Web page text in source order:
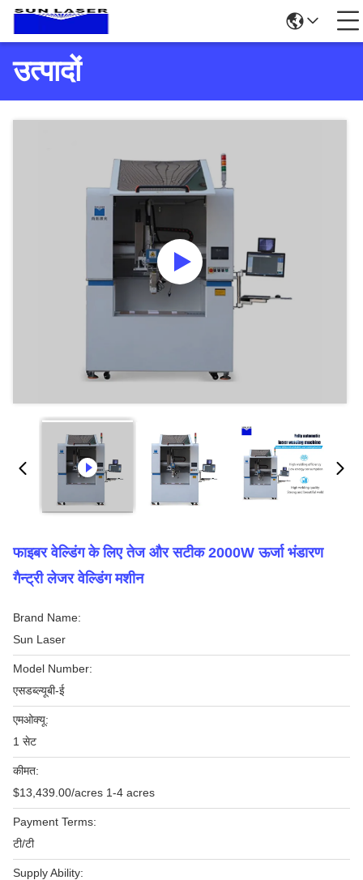
उत्पादों
फाइबर वेल्डिंग के लिए तेज और सटीक 2000W ऊर्जा भंडारण
गैन्ट्री लेजर वेल्डिंग मशीन
Brand Name:
Sun Laser
Model Number:
एसडब्ल्यूबी-ई
एमओक्यू:
1 सेट
कीमत:
$13,439.00/acres 1-4 acres
Payment Terms:
टी/टी
Supply Ability: